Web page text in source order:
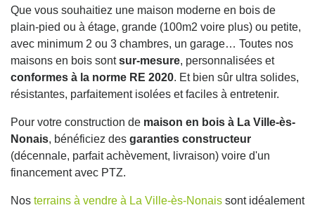
Que vous souhaitiez une maison moderne en bois de
plain-pied ou à étage, grande (100m2 voire plus) ou petite,
avec minimum 2 ou 3 chambres, un garage… Toutes nos
maisons en bois sontsur-mesure, personnalisées et
conformes à la norme RE 2020. Et bien sûr ultra solides,
résistantes, parfaitement isolées et faciles à entretenir.
Pour votre construction de maison en bois à La Ville-ès-
Nonais, bénéficiez des garanties constructeur
(décennale, parfait achèvement, livraison) voire d'un
financement avec PTZ.
Nos terrains à vendre à La Ville-ès-Nonais sont idéalement